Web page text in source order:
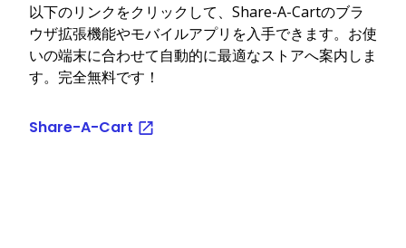
以下のリンクをクリックして、Share-A-Cartのブラ
ウザ拡張機能やモバイルアプリを入手できます。お使
いの端末に合わせて自動的に最適なストアへ案内しま
す。完全無料です！
Share-A-Cart